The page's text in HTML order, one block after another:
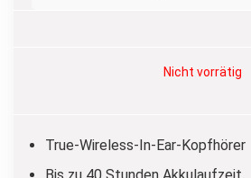
Nicht vorrätig
True-Wireless-In-Ear-Kopfhörer